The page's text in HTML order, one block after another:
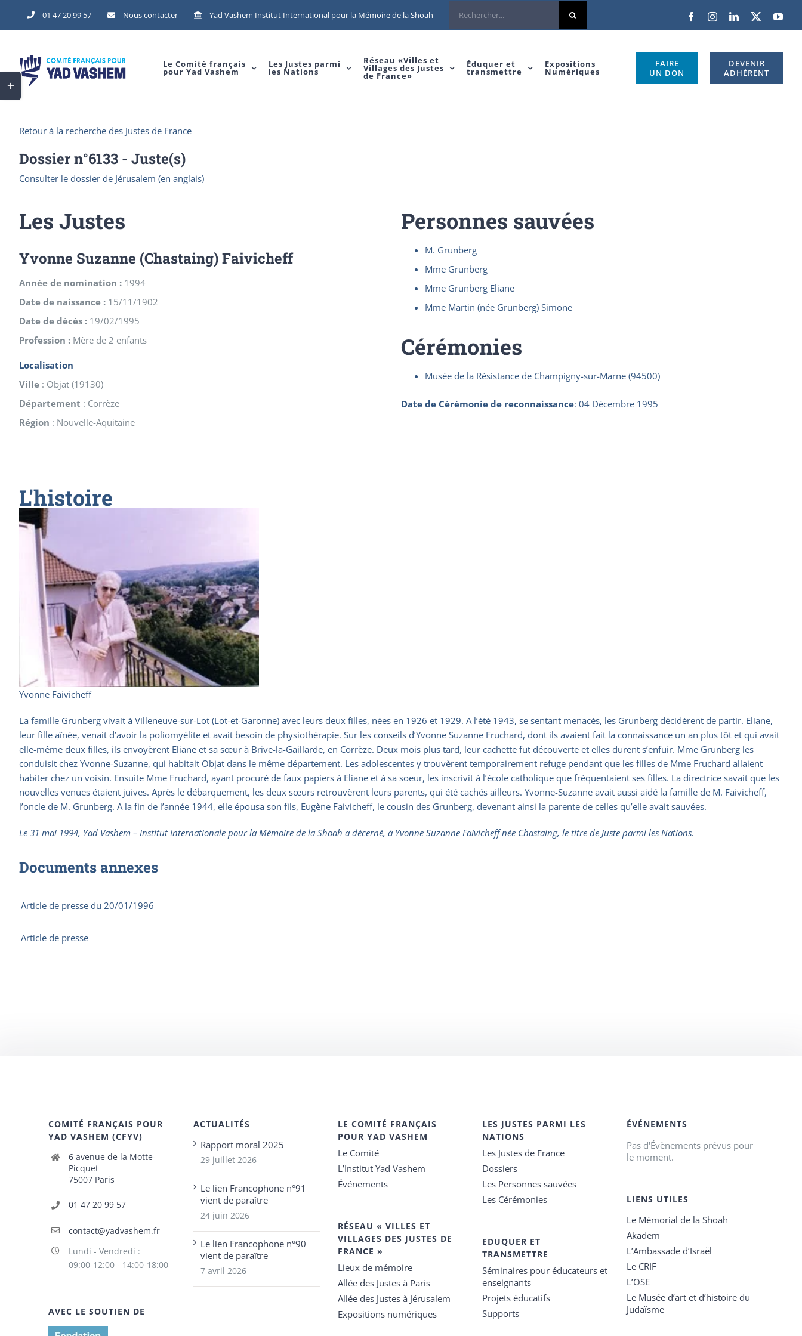
to
01 47 20 99 57 Nous contacter Yad Vashem Institut International pour la Mémoire de la Shoah Rechercher
FacebookInstagramLinkedIn
X
Le Comité français
pour Yad Vashem
Les Justes parmi
les Nations
Réseau «Villes et
Villages des Justes
de France»
Éduquer et
transmettre
Expositions
Numériques
FAIRE
UN DON
DEVENIR
ADHÉRENT
Retour à la recherche des Justes de France
Dossier n°6133 - Juste(s)
Consulter le dossier de Jérusalem (en anglais)
Les Justes
Yvonne Suzanne (Chastaing) Faivicheff
Année de nomination : 1994
Date de naissance : 15/11/1902
Date de décès : 19/02/1995
Profession : Mère de 2 enfants
Localisation
Ville : Objat (19130)
Département : Corrèze
Région : Nouvelle-Aquitaine
Personnes sauvées
M. Grunberg
Mme Grunberg
Mme Grunberg Eliane
Mme Martin (née Grunberg) Simone
Cérémonies
Musée de la Résistance de Champigny-sur-Marne (94500)
Date de Cérémonie de reconnaissance: 04 Décembre 1995
L'histoire
Yvonne Faivicheff
La famille Grunberg vivait à Villeneuve-sur-Lot (Lot-et-Garonne) avec leurs deux filles, nées en 1926 et 1929. A l’été 1943, se sentant menacés, les Grunberg décidèrent de partir. Eliane,
leur fille aînée, venait d’avoir la poliomyélite et avait besoin de physiothérapie. Sur les conseils d’Yvonne Suzanne Fruchard, dont ils avaient fait la connaissance un an plus tôt et qui avait
elle-même deux filles, ils envoyèrent Eliane et sa sœur à Brive-la-Gaillarde, en Corrèze. Deux mois plus tard, leur cachette fut découverte et elles durent s’enfuir. Mme Grunberg les
conduisit chez Yvonne-Suzanne, qui habitait Objat dans le même département. Les adolescentes y trouvèrent temporairement refuge pendant que les filles de Mme Fruchard allaient
habiter chez un voisin. Ensuite Mme Fruchard, ayant procuré de faux papiers à Eliane et à sa soeur, les inscrivit à l’école catholique que fréquentaient ses filles. La directrice savait que les
nouvelles venues étaient juives. Après le débarquement, les deux sœurs retrouvèrent leurs parents, qui été cachés ailleurs. Yvonne-Suzanne avait aussi aidé la famille de M. Faivicheff,
l’oncle de M. Grunberg. A la fin de l’année 1944, elle épousa son fils, Eugène Faivicheff, le cousin des Grunberg, devenant ainsi la parente de celles qu’elle avait sauvées.
Le 31 mai 1994, Yad Vashem – Institut Internationale pour la Mémoire de la Shoah a décerné, à Yvonne Suzanne Faivicheff née Chastaing, le titre de Juste parmi les Nations.
Documents annexes
Article de presse du 20/01/1996
Article de presse
COMITÉ FRANÇAIS POUR
YAD VASHEM (CFYV)
6 avenue de la Motte-
Picquet
75007 Paris
01 47 20 99 57
contact@yadvashem.fr
Lundi - Vendredi :
09:00-12:00 - 14:00-18:00
AVEC LE SOUTIEN DE
ACTUALITÉS
Rapport moral 2025
29 juillet 2026
Le lien Francophone n°91
vient de paraître
24 juin 2026
Le lien Francophone n°90
vient de paraître
7 avril 2026
LE COMITÉ FRANÇAIS
POUR YAD VASHEM
Le Comité
L’Institut Yad Vashem
Événements
RÉSEAU « VILLES ET
VILLAGES DES JUSTES DE
FRANCE »
Lieux de mémoire
Allée des Justes à Paris
Allée des Justes à Jérusalem
Expositions numériques
LES JUSTES PARMI LES
NATIONS
Les Justes de France
Dossiers
Les Personnes sauvées
Les Cérémonies
EDUQUER ET
TRANSMETTRE
Séminaires pour éducateurs et
enseignants
Projets éducatifs
Supports
ÉVÉNEMENTS
Pas d'Évènements prévus pour
le moment.
LIENS UTILES
Le Mémorial de la Shoah
Akadem
L’Ambassade d’Israël
Le CRIF
L’OSE
Le Musée d’art et d’histoire du
Judaïsme
Toggle
Sliding